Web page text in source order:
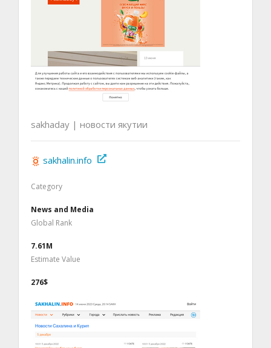
sakhaday | новости якутии
sakhalin.info
Category
News and Media
Global Rank
7.61M
Estimate Value
276$